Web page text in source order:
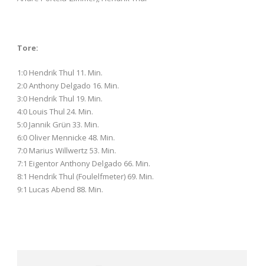
Tore:
1:0 Hendrik Thul 11. Min.
2:0 Anthony Delgado 16. Min.
3:0 Hendrik Thul 19. Min.
4:0 Louis Thul 24. Min.
5:0 Jannik Grün 33. Min.
6:0 Oliver Mennicke 48. Min.
7:0 Marius Willwertz 53. Min.
7:1 Eigentor Anthony Delgado 66. Min.
8:1 Hendrik Thul (Foulelfmeter) 69. Min.
9:1 Lucas Abend 88. Min.